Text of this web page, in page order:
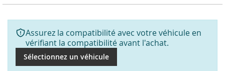
Assurez la compatibilité avec votre véhicule en
vérifiant la compatibilité avant l'achat.
Sélectionnez un véhicule